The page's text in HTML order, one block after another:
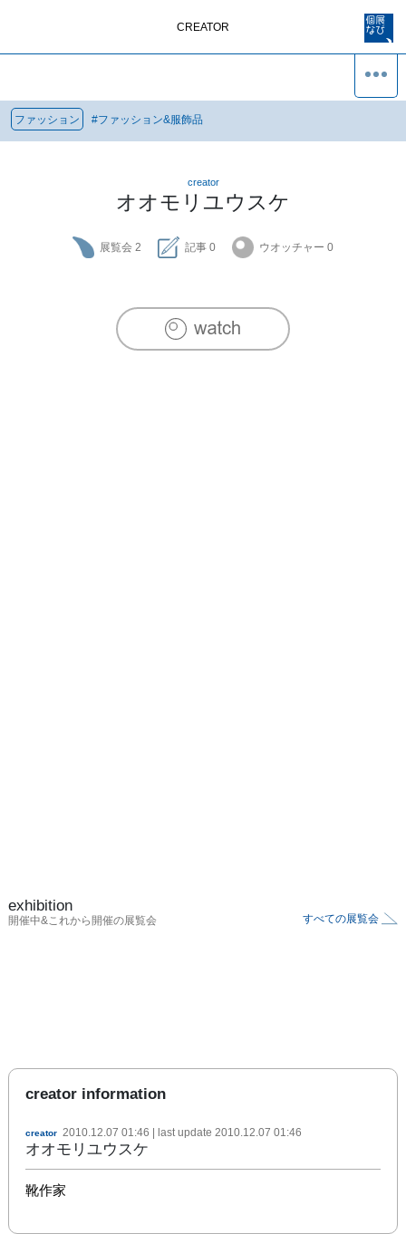
CREATOR
ファッション #ファッション&服飾品
creator
オオモリユウスケ
展覧会 2 記事 0 ウオッチャー 0
exhibition
開催中&これから開催の展覧会 すべての展覧会
creator information
creator 2010.12.07 01:46 | last update 2010.12.07 01:46
オオモリユウスケ
靴作家